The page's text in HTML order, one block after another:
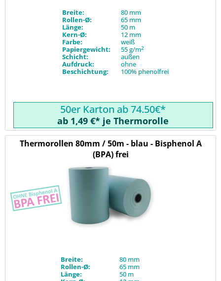
Breite:
80 mm
Rollen-Ø:
65 mm
Länge:
50 m
Kern-Ø:
12 mm
Farbe:
weiß
Papiergewicht:
55 g/m2
Schicht:
außen
Aufdruck:
ohne
Beschichtung:
100% phenolfrei
50er Karton ab 74.50€*
ab 1,49 €* je Thermorolle
Thermorollen 80mm / 50m - blau - Bisphenol A
(BPA) frei
Breite:
80 mm
Rollen-Ø:
65 mm
Länge:
50 m